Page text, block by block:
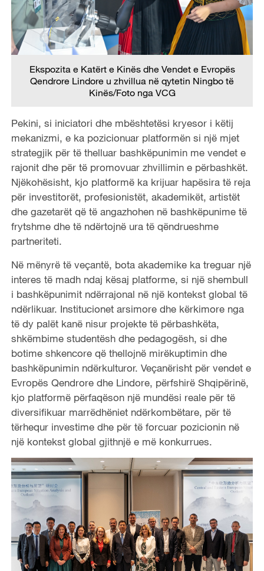
Ekspozita e Katërt e Kinës dhe Vendet e Evropës
Qendrore Lindore u zhvillua në qytetin Ningbo të
Kinës/Foto nga VCG
Pekini, si iniciatori dhe mbështetësi kryesor i këtij
mekanizmi, e ka pozicionuar platformën si një mjet
strategjik për të thelluar bashkëpunimin me vendet e
rajonit dhe për të promovuar zhvillimin e përbashkët.
Njëkohësisht, kjo platformë ka krijuar hapësira të reja
për investitorët, profesionistët, akademikët, artistët
dhe gazetarët që të angazhohen në bashkëpunime të
frytshme dhe të ndërtojnë ura të qëndrueshme
partneriteti.
Në mënyrë të veçantë, bota akademike ka treguar një
interes të madh ndaj kësaj platforme, si një shembull
i bashkëpunimit ndërrajonal në një kontekst global të
ndërlikuar. Institucionet arsimore dhe kërkimore nga
të dy palët kanë nisur projekte të përbashkëta,
shkëmbime studentësh dhe pedagogësh, si dhe
botime shkencore që thellojnë mirëkuptimin dhe
bashkëpunimin ndërkulturor. Veçanërisht për vendet e
Evropës Qendrore dhe Lindore, përfshirë Shqipërinë,
kjo platformë përfaqëson një mundësi reale për të
diversifikuar marrëdhëniet ndërkombëtare, për të
tërhequr investime dhe për të forcuar pozicionin në
një kontekst global gjithnjë e më konkurrues.